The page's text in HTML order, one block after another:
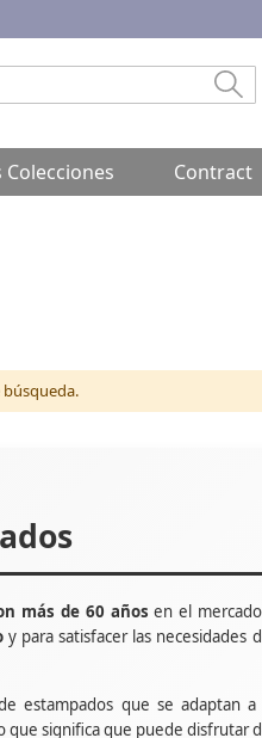
Contract
más de 60 años en el
y para satisfacer las necesidades
estampados que se adaptan
que significa que puede